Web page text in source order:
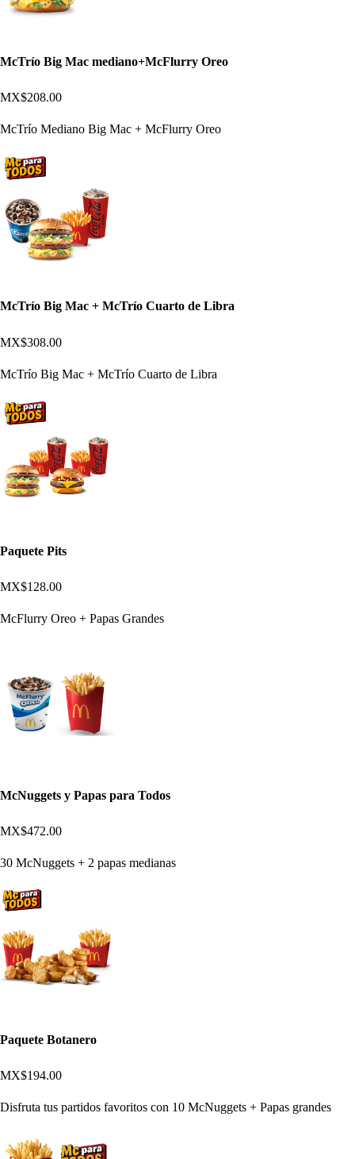
McTrío Big Mac mediano+McFlurry Oreo
MX$208.00
McTrío Mediano Big Mac + McFlurry Oreo
McTrío Big Mac + McTrío Cuarto de Libra
MX$308.00
McTrío Big Mac + McTrío Cuarto de Libra
Paquete Pits
MX$128.00
McFlurry Oreo + Papas Grandes
McNuggets y Papas para Todos
MX$472.00
30 McNuggets + 2 papas medianas
Paquete Botanero
MX$194.00
Disfruta tus partidos favoritos con 10 McNuggets + Papas grandes